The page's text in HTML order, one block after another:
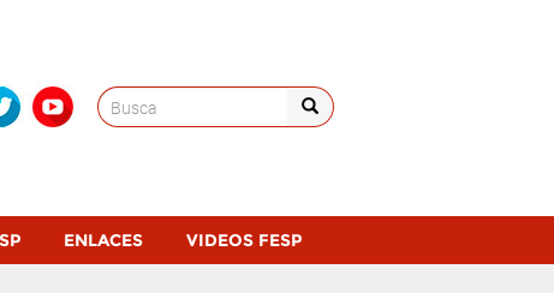
Search
for:
ENLACES VIDEOS FESP